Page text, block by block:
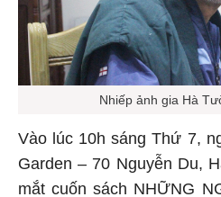
Nhiếp ảnh gia Hà
Vào lúc 10h sáng Thứ 7,
Garden – 70 Nguyễn Du,
mắt cuốn sách NHỮNG